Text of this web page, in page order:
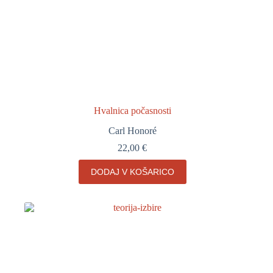
Hvalnica počasnosti
Carl Honoré
22,00€
DODAJ V KOŠARICO